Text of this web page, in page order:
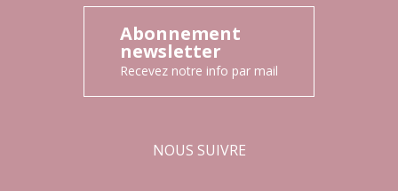
Abonnement
newsletter
Recevez notre info par mail
NOUS SUIVRE